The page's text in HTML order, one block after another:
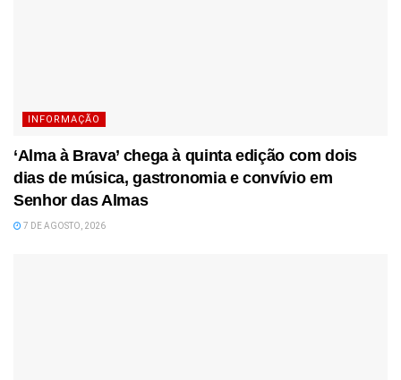
INFORMAÇÃO
‘Alma à Brava’ chega à quinta edição com dois
dias de música, gastronomia e convívio em
Senhor das Almas
7 DE AGOSTO, 2026